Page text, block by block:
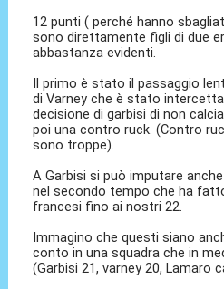
12 punti ( perché hanno
sono direttamente figli di due
abbastanza evidenti.
Il primo è stato il passaggio
di Varney che è stato
decisione di garbisi di non
poi una contro ruck. (Contro
sono troppe).
A Garbisi si può imputare
nel secondo tempo che ha
francesi fino ai nostri 22.
Immagino che questi siano
conto in una squadra che in
(Garbisi 21, varney 20, Lamaro